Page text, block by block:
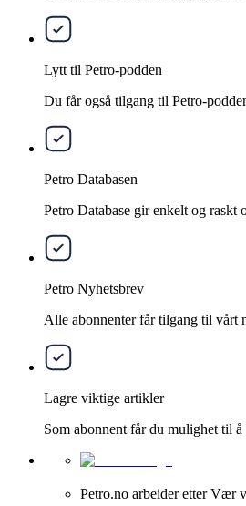
Lytt til Petro-podden
Du får også tilgang til Petro-
Petro Databasen
Petro Database gir enkelt og
Petro Nyhetsbrev
Alle abonnenter får tilgang til vårt
Lagre viktige artikler
Som abonnent får du mulighet til
Petro.no arbeider etter Vær